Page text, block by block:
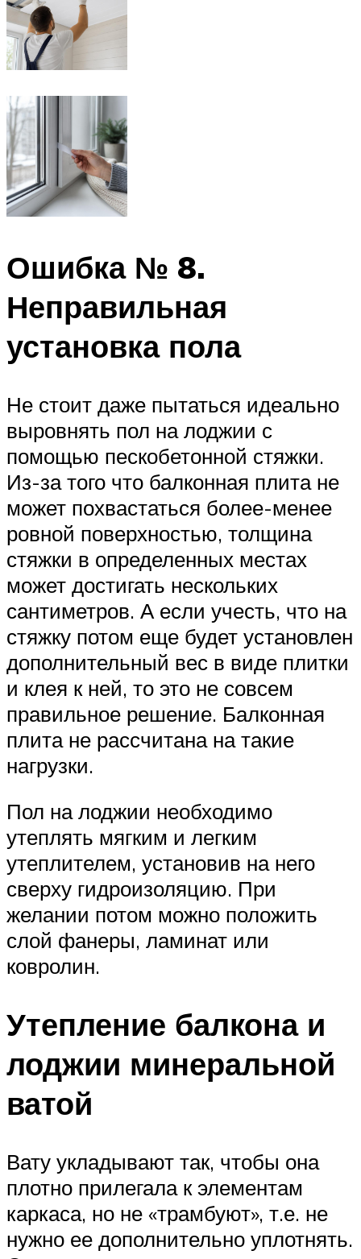
Ошибка № 8.
Неправильная
установка пола
Не стоит даже пытаться идеально
выровнять пол на лоджии с
помощью пескобетонной стяжки.
Из-за того что балконная плита не
может похвастаться более-менее
ровной поверхностью, толщина
стяжки в определенных местах
может достигать нескольких
сантиметров. А если учесть, что на
стяжку потом еще будет установлен
дополнительный вес в виде плитки
и клея к ней, то это не совсем
правильное решение. Балконная
плита не рассчитана на такие
нагрузки.
Пол на лоджии необходимо
утеплять мягким и легким
утеплителем, установив на него
сверху гидроизоляцию. При
желании потом можно положить
слой фанеры, ламинат или
ковролин.
Утепление балкона и
лоджии минеральной
ватой
Вату укладывают так, чтобы она
плотно прилегала к элементам
каркаса, но не «трамбуют», т.е. не
нужно ее дополнительно уплотнять.